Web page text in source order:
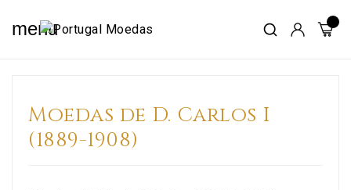
menu
Moedas de D. Carlos I
(1889-1908)